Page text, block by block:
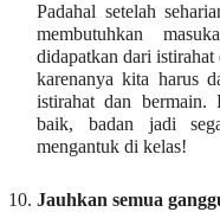
Padahal setelah
membutuhkan
didapatkan dari
karenanya kita harus
istirahat dan bermain.
baik, badan jadi
mengantuk di kelas!
10.Jauhkan semua